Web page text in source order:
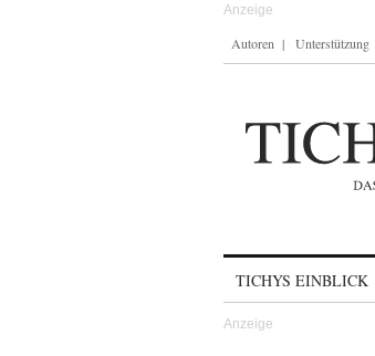
Autoren Unterstützung
TICHYS EINBLICK